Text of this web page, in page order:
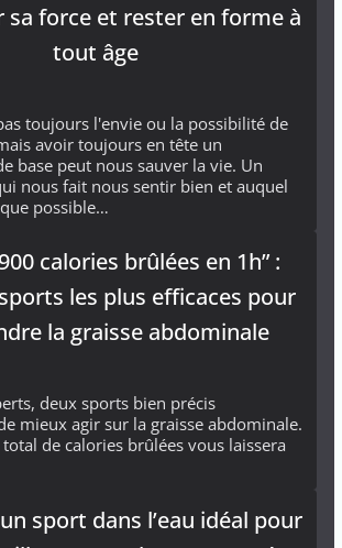
sa force et rester en forme à
tout âge
toujours l'envie ou la possibilité de
avoir toujours en tête un
base peut nous sauver la vie. Un
nous fait nous sentir bien et auquel
possible…
900 calories brûlées en 1h” :
les plus efficaces pour
la graisse abdominale
deux sports bien précis
mieux agir sur la graisse abdominale.
total de calories brûlées vous laissera
sport dans l’eau idéal pour